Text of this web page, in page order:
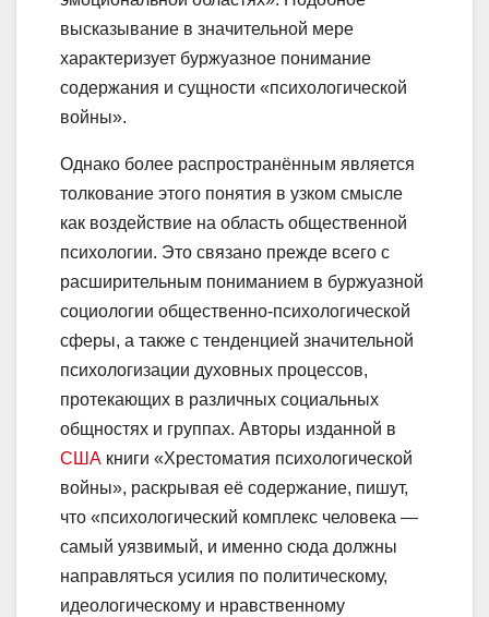
высказывание в значительной мере
характеризует буржуазное понимание
содержания и сущности «психологической
войны».
Однако более распространённым является
толкование этого понятия в узком смысле
как воздействие на область общественной
психологии. Это связано прежде всего с
расширительным пониманием в буржуазной
социологии общественно-психологической
сферы, а также с тенденцией значительной
психологизации духовных процессов,
протекающих в различных социальных
общностях и группах. Авторы изданной в
США книги «Хрестоматия психологической
войны», раскрывая её содержание, пишут,
что «психологический комплекс человека —
самый уязвимый, и именно сюда должны
направляться усилия по политическому,
идеологическому и нравственному